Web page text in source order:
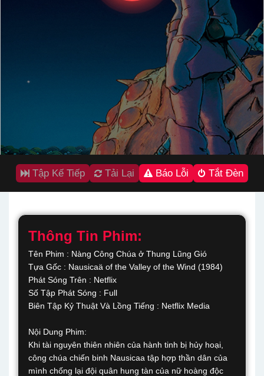
Tập Kế Tiếp Tải Lại Báo Lỗi Tắt Đèn
Thông Tin Phim:
Tên Phim : Nàng Công Chúa ở Thung Lũng Gió
Tựa Gốc : Nausicaä of the Valley of the Wind (1984)
Phát Sóng Trên : Netflix
Số Tập Phát Sóng : Full
Biên Tập Kỷ Thuật Và Lồng Tiếng : Netflix Media
Nội Dung Phim:
Khi tài nguyên thiên nhiên của hành tinh bị hủy hoại,
công chúa chiến binh Nausicaa tập hợp thần dân của
mình chống lại đội quân hung tàn của nữ hoàng độc